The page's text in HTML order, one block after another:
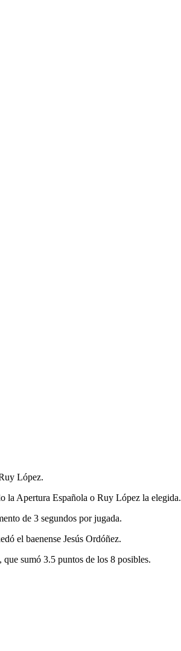
López.
la Apertura Española o Ruy López la elegida.
de 3 segundos por jugada.
el baenense Jesús Ordóñez.
sumó 3.5 puntos de los 8 posibles.